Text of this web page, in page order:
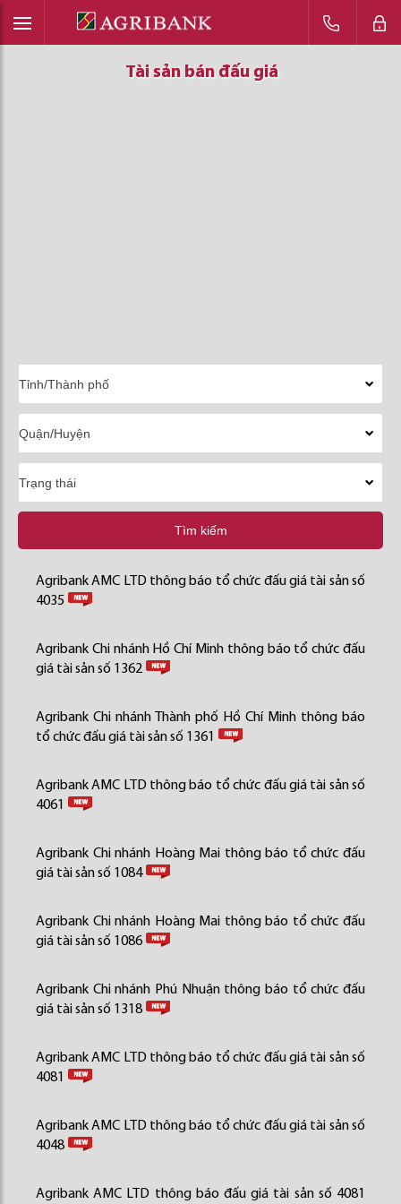
Tài sản bán đấu giá
Tài sản bán đấu giá
Tài sản bán đấu giá
Tìm kiếm
Agribank AMC LTD thông báo tổ chức đấu giá tài sản số
4035
Agribank Chi nhánh Hồ Chí Minh thông báo tổ chức đấu
giá tài sản số 1362
Agribank Chi nhánh Thành phố Hồ Chí Minh thông báo
tổ chức đấu giá tài sản số 1361
Agribank AMC LTD thông báo tổ chức đấu giá tài sản số
4061
Agribank Chi nhánh Hoàng Mai thông báo tổ chức đấu
giá tài sản số 1084
Agribank Chi nhánh Hoàng Mai thông báo tổ chức đấu
giá tài sản số 1086
Agribank Chi nhánh Phú Nhuận thông báo tổ chức đấu
giá tài sản số 1318
Agribank AMC LTD thông báo tổ chức đấu giá tài sản số
4081
Agribank AMC LTD thông báo tổ chức đấu giá tài sản số
4048
Agribank AMC LTD thông báo đấu giá tài sản số 4081